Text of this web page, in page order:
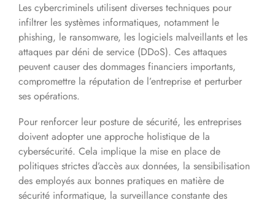
Les cybercriminels utilisent diverses techniques pour
infiltrer les systèmes informatiques, notamment le
phishing, le ransomware, les logiciels malveillants et les
attaques par déni de service (DDoS). Ces attaques
peuvent causer des dommages financiers importants,
compromettre la réputation de l’entreprise et perturber
ses opérations.
Pour renforcer leur posture de sécurité, les entreprises
doivent adopter une approche holistique de la
cybersécurité. Cela implique la mise en place de
politiques strictes d’accès aux données, la sensibilisation
des employés aux bonnes pratiques en matière de
sécurité informatique, la surveillance constante des